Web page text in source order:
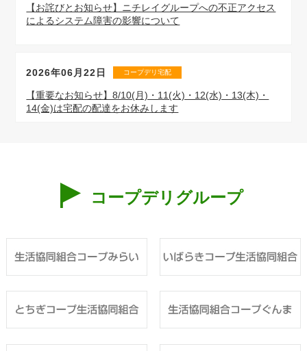
【お詫びとお知らせ】ニチレイグループへの不正アクセス
によるシステム障害の影響について
2026年06月22日 コープデリ宅配
【重要なお知らせ】8/10(月)・11(火)・12(水)・13(木)・
14(金)は宅配の配達をお休みします
コープデリグループ